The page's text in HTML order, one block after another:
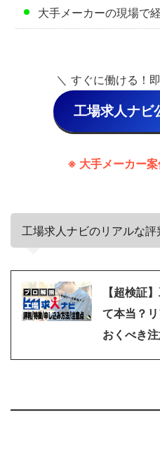
大手メーカーの現場で
＼ すぐに働ける！
工場求人ナビ
※ 大手メーカー案
工場求人ナビのリアルな評
【超検証
て本当？
おくべき注